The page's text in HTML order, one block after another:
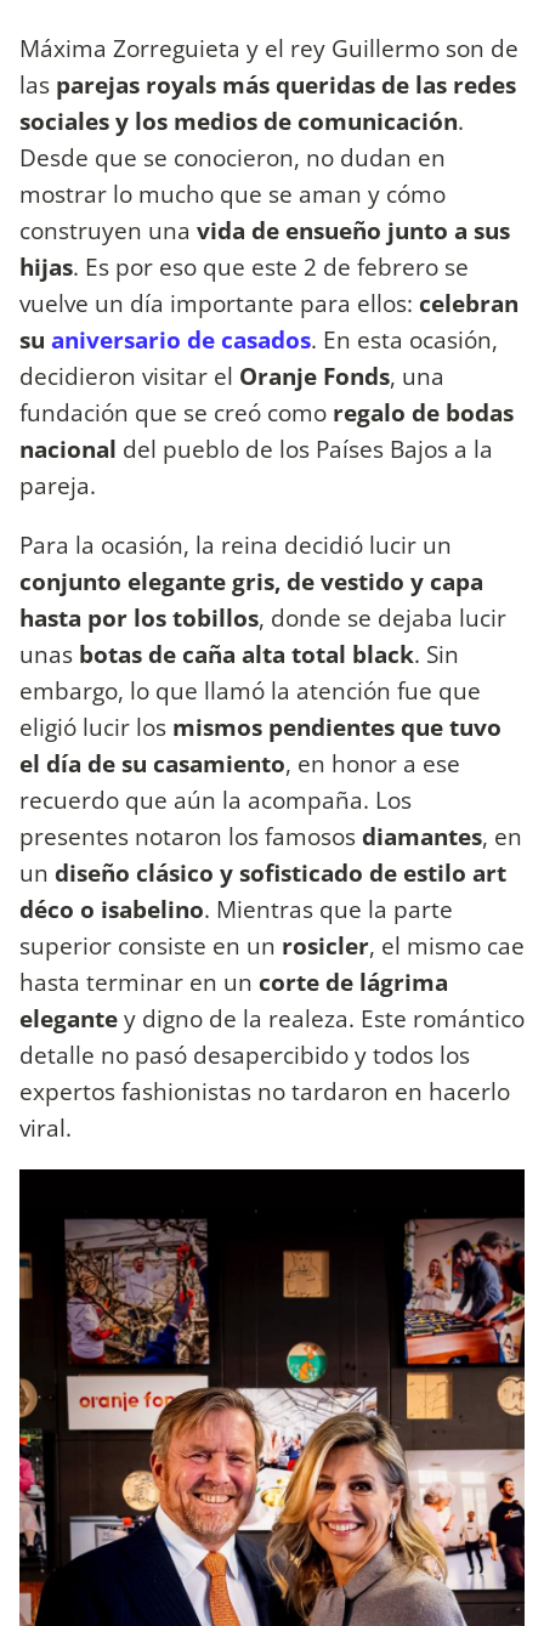
Máxima Zorreguieta y el rey Guillermo son de
las parejas royals más queridas de las redes
sociales y los medios de comunicación.
Desde que se conocieron, no dudan en
mostrar lo mucho que se aman y cómo
construyen una vida de ensueño junto a sus
hijas. Es por eso que este 2 de febrero se
vuelve un día importante para ellos: celebran
su aniversario de casados. En esta ocasión,
decidieron visitar el Oranje Fonds, una
fundación que se creó como regalo de bodas
nacional del pueblo de los Países Bajos a la
pareja.
Para la ocasión, la reina decidió lucir un
conjunto elegante gris, de vestido y capa
hasta por los tobillos, donde se dejaba lucir
unas botas de caña alta total black. Sin
embargo, lo que llamó la atención fue que
eligió lucir los mismos pendientes que tuvo
el día de su casamiento, en honor a ese
recuerdo que aún la acompaña. Los
presentes notaron los famososdiamantes, en
un diseño clásico y sofisticado de estilo art
déco o isabelino. Mientras que la parte
superior consiste en un rosicler, el mismo cae
hasta terminar en un corte de lágrima
elegantey digno de la realeza. Este romántico
detalle no pasó desapercibido y todos los
expertos fashionistas no tardaron en hacerlo
viral.